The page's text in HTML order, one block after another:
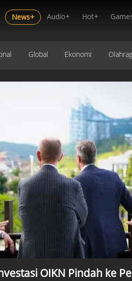
News+ Audio+ Hot+
Global Ekonomi
OIKN Pindah ke